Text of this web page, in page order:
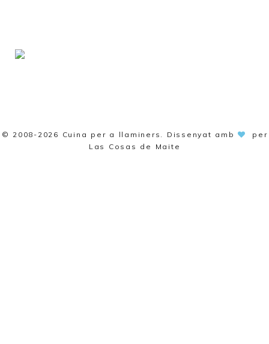
© 2008-2026 Cuina per a llaminers . Dissenyat amb
per
Las Cosas de Maite